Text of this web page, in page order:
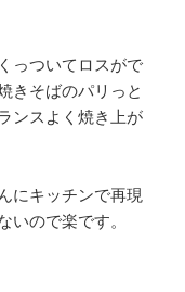
っついてロスがで
きそばのパリっと
ンスよく焼き上が
にキッチンで再現
ので楽です。